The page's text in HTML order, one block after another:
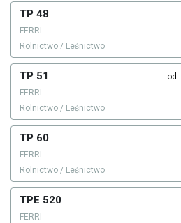
TP 48
FERRI
Rolnictwo / Leśnictwo
TP 51 od:
FERRI
Rolnictwo / Leśnictwo
TP 60
FERRI
Rolnictwo / Leśnictwo
TPE 520
FERRI